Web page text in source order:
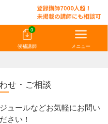
0
候補講師 メニュー
せ・ご相談
ュールなどお気軽にお問い
さい！